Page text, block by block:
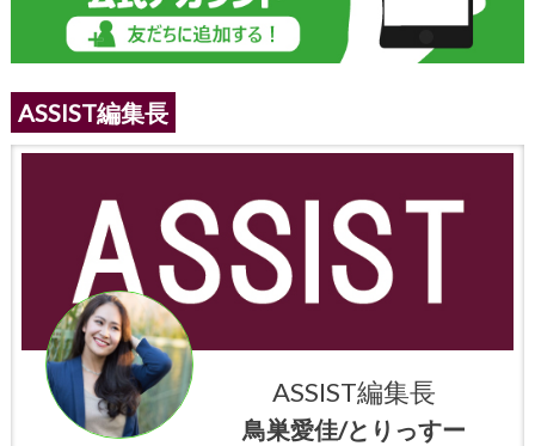
ASSIST編集長
ASSIST編集長
鳥巣愛佳/とりっすー